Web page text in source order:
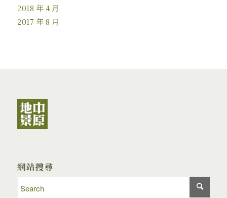
2018 年 4 月
2017 年 8 月
網站搜尋